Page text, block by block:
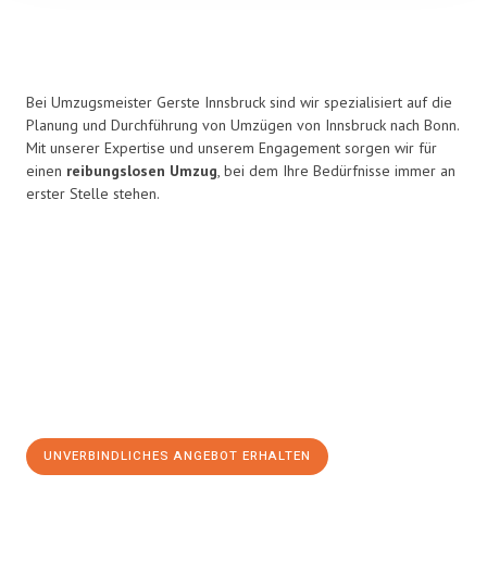
Bei Umzugsmeister Gerste Innsbruck sind wir spezialisiert auf die
Planung und Durchführung von Umzügen von Innsbruck nach Bonn.
Mit unserer Expertise und unserem Engagement sorgen wir für
einen reibungslosen Umzug, bei dem Ihre Bedürfnisse immer an
erster Stelle stehen.
UNVERBINDLICHES ANGEBOT ERHALTEN